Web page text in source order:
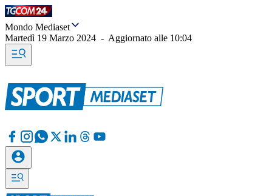
Mondo Mediaset
Martedì 19 Marzo 2024 - Aggiornato alle 10:04